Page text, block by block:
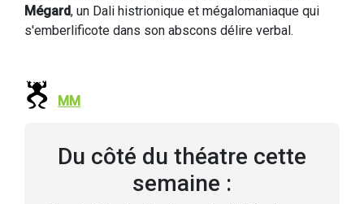
Mégard, un Dali histrionique et mégalomaniaque qui
s'emberlificote dans son abscons délire verbal.
MM
Du côté du théatre cette
semaine :